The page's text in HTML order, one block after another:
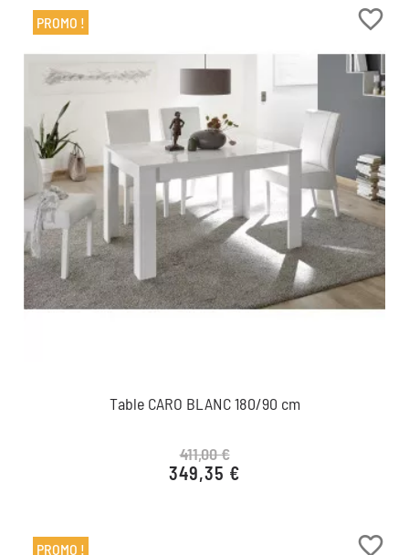
favorite_border
Table CARO BLANC 180/90 cm
Prix de base
411,00 €
Prix
349,35 €
PROMO !
favorite_border
PROMO !